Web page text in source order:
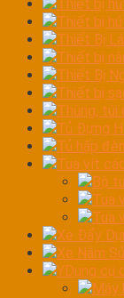
Thiết bị
Thiết bị
Thiết Bị
Thiết bị
Thiết Bị
Thiết bị
Thùng, túi
Tủ Đựng
Tủ hấp
Tua vít
Bộ
Tua
Tua
Xe Đẩy
Xe Nằm
YDụng cụ
Máy